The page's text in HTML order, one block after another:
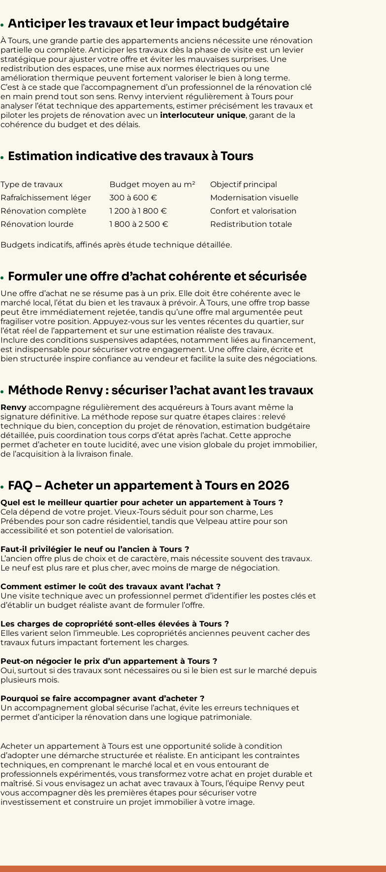
Anticiper les travaux et leur impact budgétaire
À Tours, une grande partie des appartements anciens nécessite une rénovation
partielle ou complète. Anticiper les travaux dès la phase de visite est un levier
stratégique pour ajuster votre offre et éviter les mauvaises surprises. Une
redistribution des espaces, une mise aux normes électriques ou une
amélioration thermique peuvent fortement valoriser le bien à long terme.
C’est à ce stade que l’accompagnement d’un professionnel de la rénovation clé
en main prend tout son sens. Renvy intervient régulièrement à Tours pour
analyser l’état technique des appartements, estimer précisément les travaux et
piloter les projets de rénovation avec uninterlocuteur unique, garant de la
cohérence du budget et des délais.
Estimation indicative des travaux à Tours
Type de travaux Budget moyen au m²
Objectif principal
Rafraîchissement léger
300 à 600 €
Modernisation visuelle
Rénovation complète
1 200 à 1 800 €
Confort et valorisation
Rénovation lourde
1 800 à 2 500 € Redistribution totale
Budgets indicatifs, affinés après étude technique détaillée.
Formuler une offre d’achat cohérente et sécurisée
Une offre d’achat ne se résume pas à un prix. Elle doit être cohérente avec le
marché local, l’état du bien et les travaux à prévoir. À Tours, une offre trop basse
peut être immédiatement rejetée, tandis qu’une offre mal argumentée peut
fragiliser votre position. Appuyez-vous sur les ventes récentes du quartier, sur
l’état réel de l’appartement et sur une estimation réaliste des travaux.
Inclure des conditions suspensives adaptées, notamment liées au financement,
est indispensable pour sécuriser votre engagement. Une offre claire, écrite et
bien structurée inspire confiance au vendeur et facilite la suite des négociations.
Méthode Renvy : sécuriser l’achat avant les travaux
Renvy accompagne régulièrement des acquéreurs à Tours avant même la
signature définitive. La méthode repose sur quatre étapes claires : relevé
technique du bien, conception du projet de rénovation, estimation budgétaire
détaillée, puis coordination tous corps d’état après l’achat. Cette approche
permet d’acheter en toute lucidité, avec une vision globale du projet immobilier,
de l’acquisition à la livraison finale.
FAQ – Acheter un appartement à Tours en 2026
Quel est le meilleur quartier pour acheter un appartement à Tours ?
Cela dépend de votre projet. Vieux-Tours séduit pour son charme, Les
Prébendes pour son cadre résidentiel, tandis que Velpeau attire pour son
accessibilité et son potentiel de valorisation.
Faut-il privilégier le neuf ou l’ancien à Tours ?
L’ancien offre plus de choix et de caractère, mais nécessite souvent des travaux.
Le neuf est plus rare et plus cher, avec moins de marge de négociation.
Comment estimer le coût des travaux avant l’achat ?
Une visite technique avec un professionnel permet d’identifier les postes clés et
d’établir un budget réaliste avant de formuler l’offre.
Les charges de copropriété sont-elles élevées à Tours ?
Elles varient selon l’immeuble. Les copropriétés anciennes peuvent cacher des
travaux futurs impactant fortement les charges.
Peut-on négocier le prix d’un appartement à Tours ?
Oui, surtout si des travaux sont nécessaires ou si le bien est sur le marché depuis
plusieurs mois.
Pourquoi se faire accompagner avant d’acheter ?
Un accompagnement global sécurise l’achat, évite les erreurs techniques et
permet d’anticiper la rénovation dans une logique patrimoniale.
Acheter un appartement à Tours est une opportunité solide à condition
d’adopter une démarche structurée et réaliste. En anticipant les contraintes
techniques, en comprenant le marché local et en vous entourant de
professionnels expérimentés, vous transformez votre achat en projet durable et
maîtrisé. Si vous envisagez un achat avec travaux à Tours, l’équipe Renvy peut
vous accompagner dès les premières étapes pour sécuriser votre
investissement et construire un projet immobilier à votre image.